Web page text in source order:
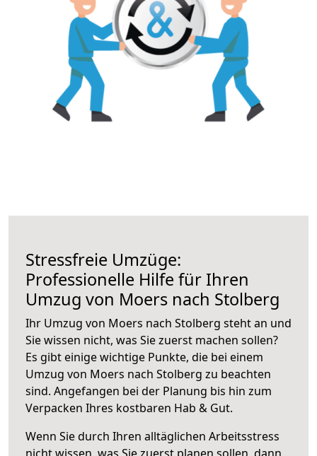
Stressfreie Umzüge:
Professionelle Hilfe für Ihren
Umzug von Moers nach Stolberg
Ihr Umzug von Moers nach Stolberg steht an und
Sie wissen nicht, was Sie zuerst machen sollen?
Es gibt einige wichtige Punkte, die bei einem
Umzug von Moers nach Stolberg zu beachten
sind. Angefangen bei der Planung bis hin zum
Verpacken Ihres kostbaren Hab & Gut.
Wenn Sie durch Ihren alltäglichen Arbeitsstress